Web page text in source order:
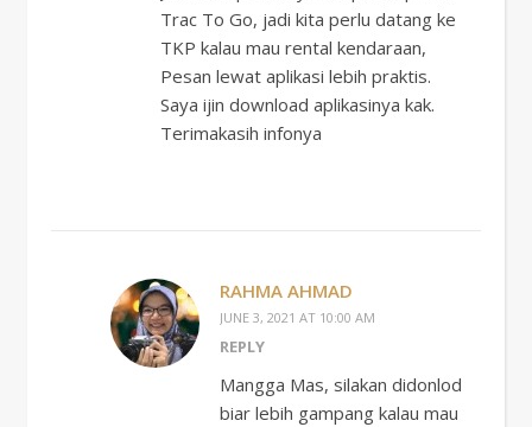
Trac To Go, jadi kita perlu datang ke
TKP kalau mau rental kendaraan,
Pesan lewat aplikasi lebih praktis.
Saya ijin download aplikasinya kak.
Terimakasih infonya
RAHMA AHMAD
JUNE 3, 2021 AT 10:00 AM
REPLY
Mangga Mas, silakan didonlod
biar lebih gampang kalau mau